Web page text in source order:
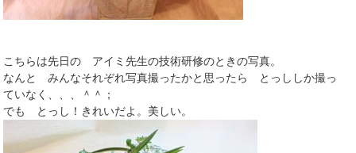
こちらは先日の アイミ先生の技術研修のときの写真。
なんと みんなそれぞれ写真撮ったかと思ったら とっししか撮っ
ていなく、、、＾＾；
でも とっし！きれいだよ。美しい。